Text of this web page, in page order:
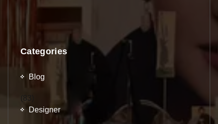
Categories
Blog
(83)
Designer